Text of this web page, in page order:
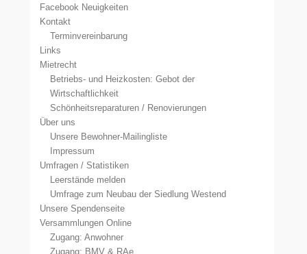
Facebook Neuigkeiten
Kontakt
Terminvereinbarung
Links
Mietrecht
Betriebs- und Heizkosten: Gebot der
Wirtschaftlichkeit
Schönheitsreparaturen / Renovierungen
Über uns
Unsere Bewohner-Mailingliste
Impressum
Umfragen / Statistiken
Leerstände melden
Umfrage zum Neubau der Siedlung Westend
Unsere Spendenseite
Versammlungen Online
Zugang: Anwohner
Zugang: BMV & RAe